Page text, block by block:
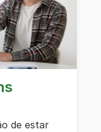
de estar